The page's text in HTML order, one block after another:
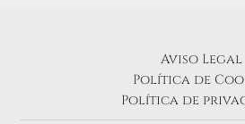
Aviso Legal
Política de
Política de